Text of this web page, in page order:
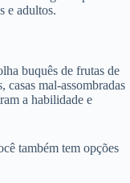
e adultos.
buquês de frutas de
casas mal-assombradas
a habilidade e
também tem opções